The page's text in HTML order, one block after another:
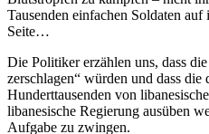
Tausenden einfachen Soldaten
Seite…
Die Politiker erzählen uns, dass
zerschlagen“ würden und dass die
Hunderttausenden von
libanesische Regierung ausüben
Aufgabe zu zwingen.